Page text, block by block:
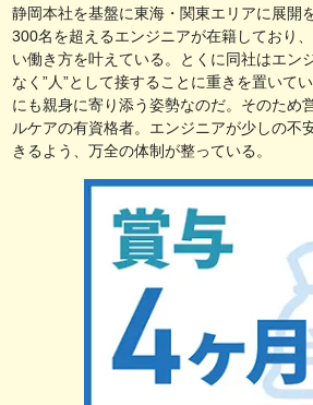
静岡本社を基盤に東海・関東エリアに展開
300名を超えるエンジニアが在籍しており
い働き方を叶えている。とくに同社はエン
なく”人”として接することに重きを置いて
にも親身に寄り添う姿勢なのだ。そのため
ルケアの有資格者。エンジニアが少しの不
きるよう、万全の体制が整っている。